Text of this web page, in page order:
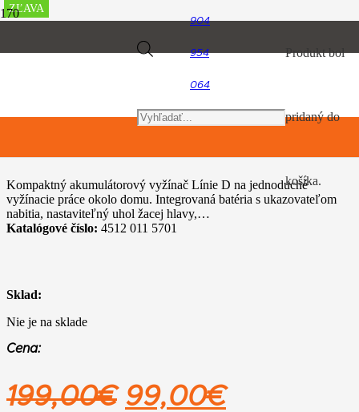
904
954
064
Products
search
Produktbol
pridaný do
košíka.
Akumulátorový program
STIHL FSA 45
Kompaktný akumulátorový vyžínač Línie D na jednoduché
vyžínacie práce okolo domu. Integrovaná batéria s ukazovateľom
nabitia, nastaviteľný uhol žacej hlavy,…
Katalógové číslo: 4512 011 5701
Sklad:
Nie je na sklade
Cena:
199,00€ Pôvodná
99,00€Aktuálna
ZĽAVA
ZĽAVA
ZĽAVA
ZĽAVA
ZĽAVA
ZĽAVA
ZĽAVA